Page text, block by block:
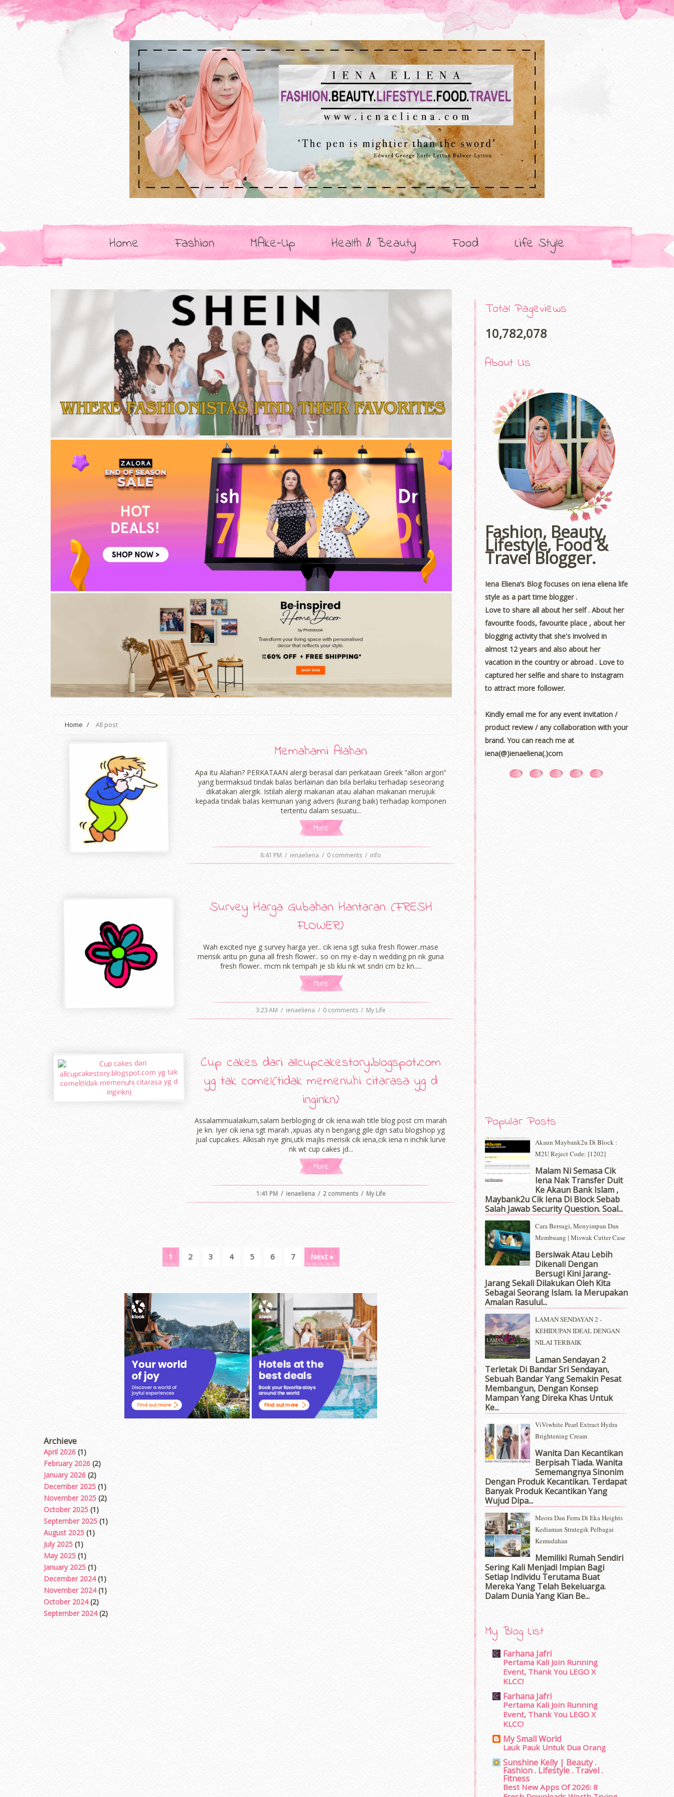
Home Fashion MAke-Up Health & Beauty Food Life Style
Home / All post
Memahami Alahan
Apa itu Alahan? PERKATAAN alergi berasal dari perkataan Greek “allon argon”
yang bermaksud tindak balas berlainan dan bila berlaku terhadap seseorang
dikatakan alergik. Istilah alergi makanan atau alahan makanan merujuk
kepada tindak balas keimunan yang advers (kurang baik) terhadap komponen
tertentu dalam sesuatu...
More
8:41 PM / ienaeliena / 0 comments / info
Survey Harga Gubahan Hantaran (FRESH
FLOWER)
Wah excited nye g survey harga yer.. cik iena sgt suka fresh flower..mase
merisik aritu pn guna all fresh flower.. so on my e-day n wedding pn nk guna
fresh flower.. mcm nk tempah je sb klu nk wt sndri cm bz kn.....
More
3:23 AM / ienaeliena / 0 comments / My Life
Cup cakes dari allcupcakestory.blogspot.com
yg tak comel(tidak memenuhi citarasa yg d
inginkn)
Assalammualaikum,salam berbloging dr cik iena.wah title blog post cm marah
je kn. Iyer cik iena sgt marah ,xpuas aty n bengang gile dgn satu blogshop yg
jual cupcakes. Alkisah nye gini,utk majlis merisik cik iena,cik iena n inchik lurve
nk wt cup cakes jd...
More
1:41 PM / ienaeliena / 2 comments / My Life
1 2 3 4 5 6 7 Next »
Archieve
April 2026 (1)
February 2026 (2)
January 2026 (2)
December 2025 (1)
November 2025 (2)
October 2025 (1)
September 2025 (1)
August 2025 (1)
July 2025 (1)
May 2025 (1)
January 2025 (1)
December 2024(1)
November 2024(1)
October 2024(2)
September 2024(2)
Total Pageviews
10,782,078
About Us
Fashion, Beauty,
Lifestyle, Food &
Travel Blogger.
Iena Eliena’s Blog focuses on iena eliena life
style as a part time blogger .
Love to share all about her self . About her
favourite foods, favourite place , about her
blogging activity that she's involved in
almost 12 years and also about her
vacation in the country or abroad . Love to
captured her selfie and share to Instagram
to attract more follower.
Kindly email me for any event invitation /
product review / any collaboration with your
brand. You can reach me at
iena(@)ienaeliena(.)com
Popular Posts
Akaun Maybank2u Di Block :
M2U Reject Code: [1202]
Malam Ni Semasa Cik
Iena Nak Transfer Duit
Ke Akaun Bank Islam ,
Maybank2u Cik Iena Di Block Sebab
Salah Jawab Security Question. Soal...
Cara Bersugi, Menyimpan Dan
Membuang | Miswak Cutter Case
Bersiwak Atau Lebih
Dikenali Dengan
Bersugi Kini Jarang-
Jarang Sekali Dilakukan Oleh Kita
Sebagai Seorang Islam. Ia Merupakan
Amalan Rasulul...
LAMAN SENDAYAN 2 -
KEHIDUPAN IDEAL DENGAN
NILAI TERBAIK
Laman Sendayan 2
Terletak Di Bandar Sri Sendayan,
Sebuah Bandar Yang Semakin Pesat
Membangun, Dengan Konsep
Mampan Yang Direka Khas Untuk
Ke...
ViViwhite Pearl Extract Hydra
Brightening Cream
Wanita Dan Kecantikan
Berpisah Tiada. Wanita
Sememangnya Sinonim
Dengan Produk Kecantikan. Terdapat
Banyak Produk Kecantikan Yang
Wujud Dipa...
Meora Dan Ferra Di Eka Heights
Kediaman Strategik Pelbagai
Kemudahan
Memiliki Rumah Sendiri
Sering Kali Menjadi Impian Bagi
Setiap Individu Terutama Buat
Mereka Yang Telah Bekeluarga.
Dalam‍ Dunia Yang Kian Be...
My Blog List
Farhana Jafri
Pertama Kali Join Running
Event, Thank You LEGO X
KLCC!
Farhana Jafri
Pertama Kali Join Running
Event, Thank You LEGO X
KLCC!
My Small World
Lauk Pauk Untuk Dua Orang
Sunshine Kelly | Beauty .
Fashion . Lifestyle . Travel .
Fitness
Best New Apps Of 2026: 8